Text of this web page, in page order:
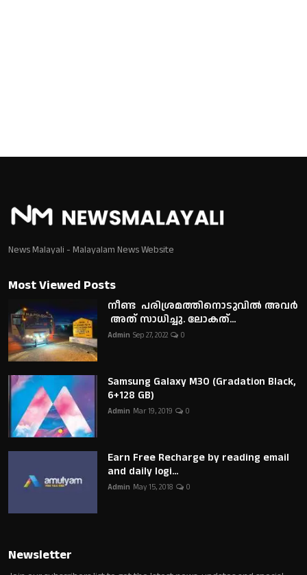
News Malayali - Malayalam News Website
Most Viewed Posts
നീണ്ട പരിശ്രമത്തിനൊടുവിൽ അവർ
അത് സാധിച്ചു. ലോകത്...
Admin Sep 27, 2022 0
Samsung Galaxy M30 (Gradation Black,
6+128 GB)
Admin Mar 19, 2019 0
Earn Free Recharge by reading email
and daily logi...
Admin May 15, 2018 0
Newsletter